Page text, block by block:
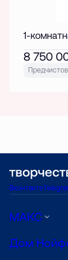
1-
8 750
Вконтакте
МАКС
Дом